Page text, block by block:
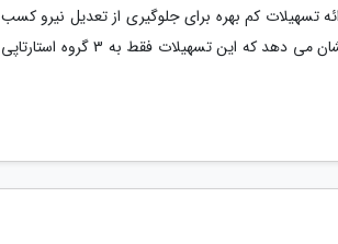
تسهیلات کم بهره برای جلوگیری از تعدیل نیرو کسب
وکارهای اینترنتی اطلاع داد، اما شواهد نشان می دهد که این تسهیلات فقط به 3 گروه استارتاپی